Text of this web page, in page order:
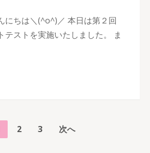
にちは＼(^o^)／ 本日は第２回
テストを実施いたしました。 ま
ペ
2
ペ
3 次へ